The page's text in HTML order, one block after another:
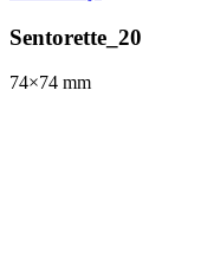
Sentorette_20
74×74 mm